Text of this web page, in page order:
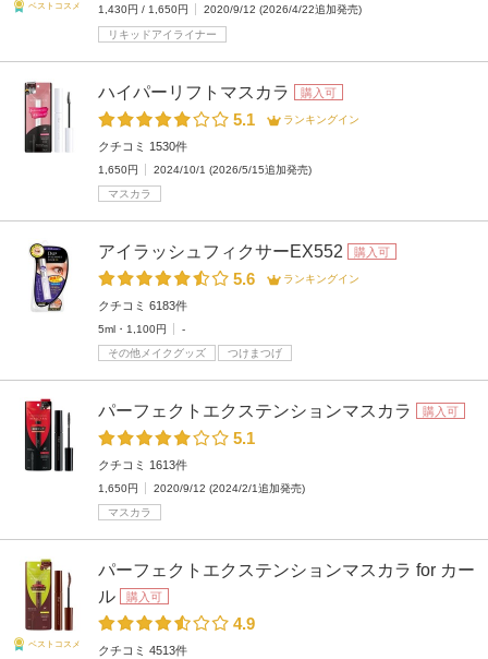
ベストコスメ 1,430円 / 1,650円 2020/9/12 (2026/4/22追加発売)
リキッドアイライナー
ハイパーリフトマスカラ 購入可
5.1 ランキングイン
クチコミ 1530件
1,650円
2024/10/1 (2026/5/15追加発売)
マスカラ
アイラッシュフィクサーEX552 購入可
5.6 ランキングイン
クチコミ 6183件
5ml・1,100円
-
その他メイクグッズ
つけまつげ
パーフェクトエクステンションマスカラ 購入可
5.1
クチコミ 1613件
1,650円
2020/9/12 (2024/2/1追加発売)
マスカラ
ベストコスメ
パーフェクトエクステンションマスカラ for カー
ル
購入可
4.9
クチコミ 4513件